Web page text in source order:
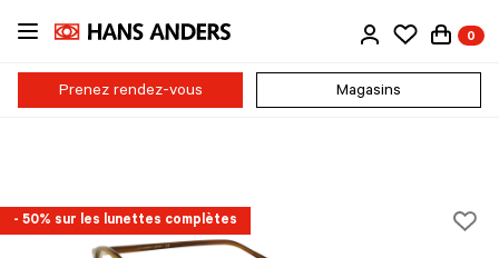
Passer
contenu
principal
0
Prenez rendez-vous Magasins
- 50% sur les lunettes complètes